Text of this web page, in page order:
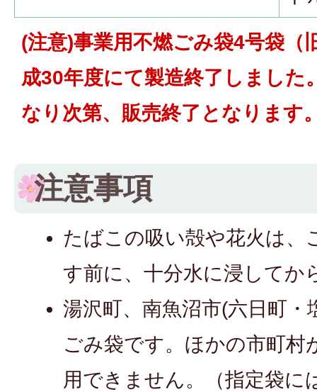
(注意)事業用不燃ごみ袋4号袋（
成30年度にて製造終了しました
なり次第、販売終了となります
注意事項
たばこの吸い殻や花火は、
す前に、十分水に浸してか
湯沢町、南魚沼市(六日町・
ごみ袋です。ほかの市町村
用できません。（指定袋に